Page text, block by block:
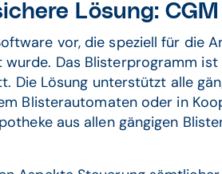
Lösung: CGM
vor, die speziell für die
Das Blisterprogramm
Die Lösung unterstützt alle
Blisterautomaten oder in
aus allen gängigen